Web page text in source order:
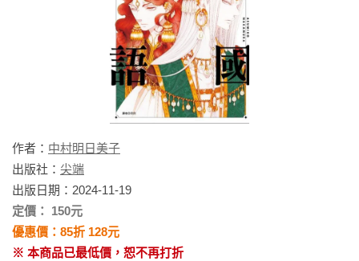
作者： 中村明日美子
出版社： 尖端
出版日期：2024-11-19
定價： 150元
優惠價：85折 128元
※ 本商品已最低價，恕不再打折